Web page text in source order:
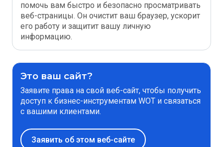
помочь вам быстро и безопасно просматривать
веб-страницы. Он очистит ваш браузер, ускорит
его работу и защитит вашу личную
информацию.
Это ваш сайт?
Заявите права на свой веб-сайт, чтобы получить
доступ к бизнес-инструментам WOT и связаться
с вашими клиентами.
Заявить об этом веб-сайте